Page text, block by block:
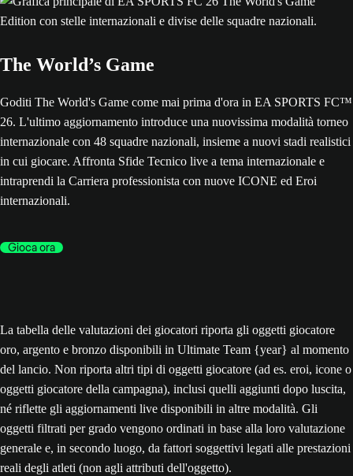
The World’s Game
Goditi The World's Game come mai prima d'ora in EA SPORTS FC™
26. L'ultimo aggiornamento introduce una nuovissima modalità torneo
internazionale con 48 squadre nazionali, insieme a nuovi stadi realistici
in cui giocare. Affronta Sfide Tecnico live a tema internazionale e
intraprendi la Carriera professionista con nuove ICONE ed Eroi
internazionali.
Gioca ora
La tabella delle valutazioni dei giocatori riporta gli oggetti giocatore
oro, argento e bronzo disponibili in Ultimate Team {year} al momento
del lancio. Non riporta altri tipi di oggetti giocatore (ad es. eroi, icone o
oggetti giocatore della campagna), inclusi quelli aggiunti dopo luscita,
né riflette gli aggiornamenti live disponibili in altre modalità. Gli
oggetti filtrati per grado vengono ordinati in base alla loro valutazione
generale e, in secondo luogo, da fattori soggettivi legati alle prestazioni
reali degli atleti (non agli attributi dell'oggetto).